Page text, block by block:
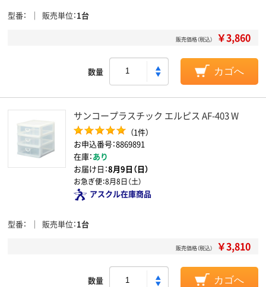
型番 販売単位 1台
販売価格（税込） ￥3,860
数量 カゴへ
サンコープラスチック エルピス AF-403 W
（1件）
お申込番号：8869891
在庫：あり
お届け日：8月9日（日）
お急ぎ便：8月8日（土）
アスクル在庫商品
型番 販売単位 1台
販売価格（税込） ￥3,810
数量 カゴへ